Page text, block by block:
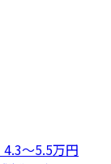
～5.5万円